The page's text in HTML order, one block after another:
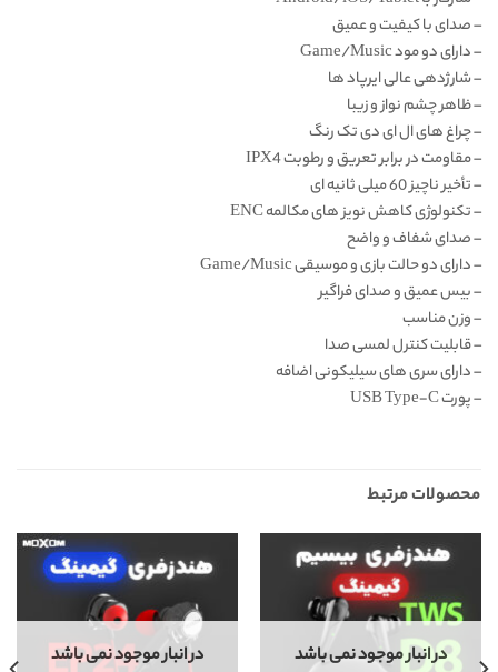
– صدای با کیفیت و عمیق
– دارای دو مود Game/Music
– شارژدهی عالی ایرپاد ها
– ظاهر چشم نواز و زیبا
– چراغ های ال ای دی تک رنگ
– مقاومت در برابر تعریق و رطوبت IPX4
– تأخیر ناچیز 60 میلی ثانیه ای
– تکنولوژی کاهش نویز های مکالمه ENC
– صدای شفاف و واضح
– دارای دو حالت بازی و موسیقی Game/Music
– بیس عمیق و صدای فراگیر
– وزن مناسب
– قابلیت کنترل لمسی صدا
– دارای سری های سیلیکونی اضافه
– پورت USB Type-C
محصولات مرتبط
در انبار موجود نمی باشد در انبار موجود نمی باشد